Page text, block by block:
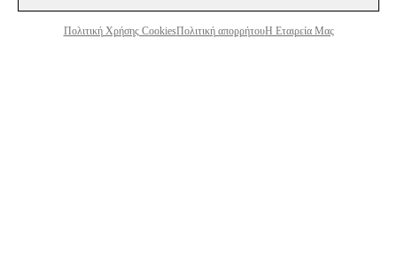
Πολιτική Χρήσης CookiesΠολιτική απορρήτουΗ Εταιρεία Μας
ΣΥΝΕΡΓΑΣΊΑ ΧΟΝΔΡΙΚΉ ΠΏΛΗΣΗ
ΠΟΛΙΤΙΚΉ ΑΠΟΡΡΉΤΟΥ